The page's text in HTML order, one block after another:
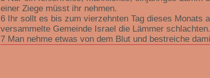
einer Ziege müsst ihr nehmen.
6 Ihr sollt es bis zum vierzehnten Tag dieses Monats
versammelte Gemeinde Israel die Lämmer schlachten.
7 Man nehme etwas von dem Blut und bestreiche
8 Noch in der gleichen Nacht soll man das Fleisch